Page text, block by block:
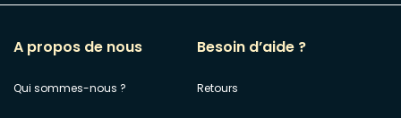
A propos de nous
Qui sommes-nous ?
Besoin d’aide ?
Retours